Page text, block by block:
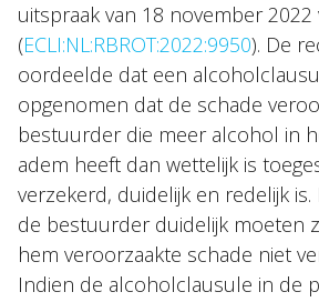
uitspraak van 18 november
(ECLI:NL:RBROT:2022:9950). De
oordeelde dat een
opgenomen dat de schade
bestuurder die meer alcohol in
adem heeft dan wettelijk is
verzekerd, duidelijk en redelijk
de bestuurder duidelijk moeten
hem veroorzaakte schade niet
Indien de alcoholclausule in de